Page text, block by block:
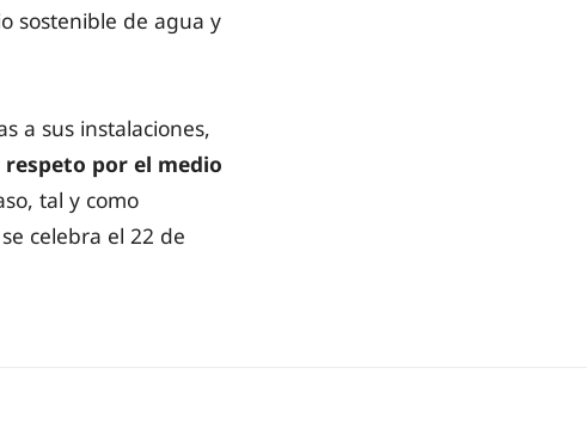
sostenible de agua y
a sus instalaciones,
por el medio
tal y como
celebra el 22 de